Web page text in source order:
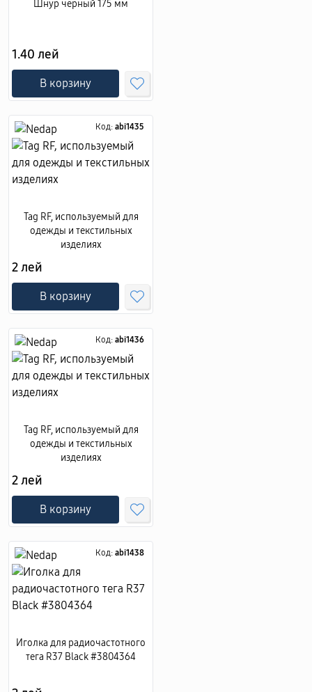
Шнур чёрный 175 мм
1.40 лей
В корзину
Код: abi1435
Tag RF, используемый для
одежды и текстильных
изделиях
2 лей
В корзину
Код: abi1436
Tag RF, используемый для
одежды и текстильных
изделиях
2 лей
В корзину
Код: abi1438
Иголка для радиочастотного
тега R37 Black #3804364